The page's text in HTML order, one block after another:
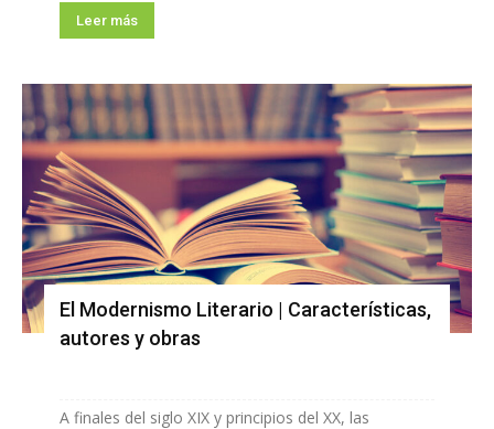
Leer más
El Modernismo Literario | Características,
autores y obras
A finales del siglo XIX y principios del XX, las